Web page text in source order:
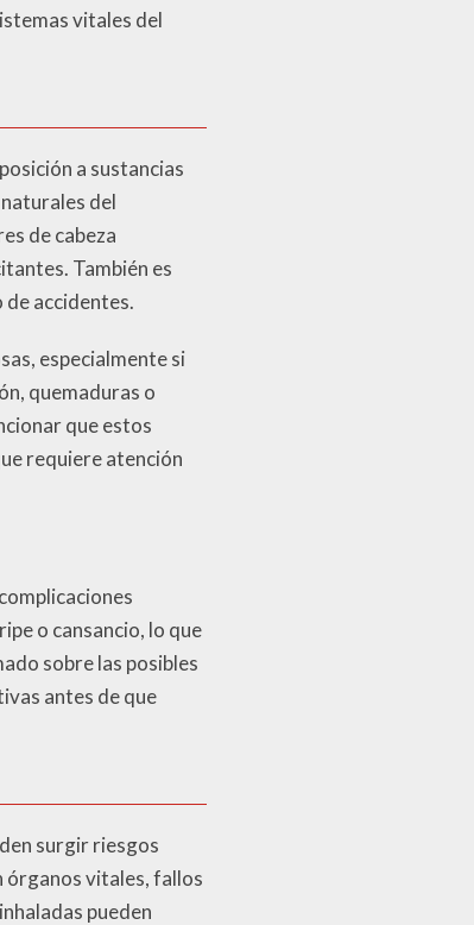
vitales del
a sustancias
del
de cabeza
También es
accidentes.
especialmente si
quemaduras o
que estos
requiere atención
o cansancio, lo que
sobre las posibles
antes de que
surgir riesgos
órganos vitales, fallos
pueden